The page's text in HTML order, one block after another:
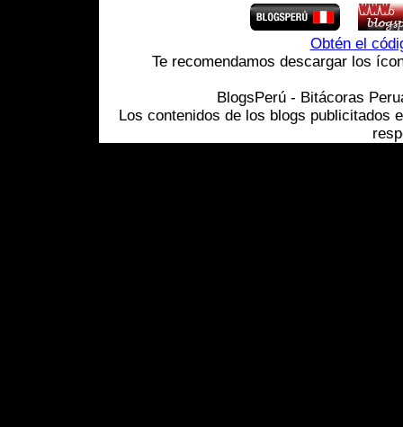
Obtén el
Te recomendamos descargar los
BlogsPerú - Bitácoras
Los contenidos de los blogs publicitados